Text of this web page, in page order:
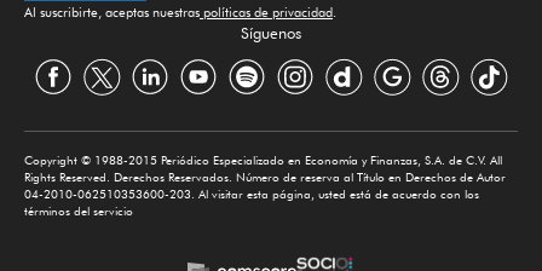
Al suscribirte, aceptas nuestras políticas de privacidad.
Síguenos
Copyright © 1988-2015 Periódico Especializado en Economía y Finanzas, S.A. de C.V. All
Rights Reserved. Derechos Reservados. Número de reserva al Título en Derechos de Autor
04-2010-062510353600-203. Al visitar esta página, usted está de acuerdo con los
términos del servicio